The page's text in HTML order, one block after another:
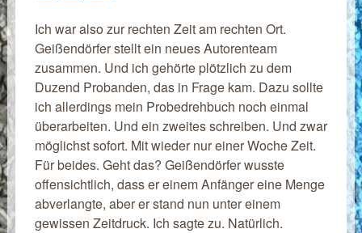
Ich war also zur rechten Zeit am rechten Ort.
Geißendörfer stellt ein neues Autorenteam
zusammen. Und ich gehörte plötzlich zu dem
Duzend Probanden, das in Frage kam. Dazu sollte
ich allerdings mein Probedrehbuch noch einmal
überarbeiten. Und ein zweites schreiben. Und zwar
möglichst sofort. Mit wieder nur einer Woche Zeit.
Für beides. Geht das? Geißendörfer wusste
offensichtlich, dass er einem Anfänger eine Menge
abverlangte, aber er stand nun unter einem
gewissen Zeitdruck. Ich sagte zu. Natürlich.